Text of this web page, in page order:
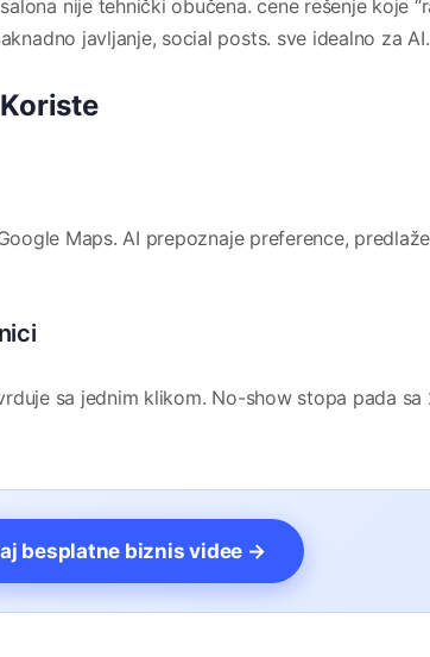
nije tehnički obučena. cene rešenje koje
javljanje, social posts. sve idealno za AI.
Maps. AI prepoznaje preference, predlaže
sa jednim klikom. No-show stopa pada sa
besplatne biznis videe →